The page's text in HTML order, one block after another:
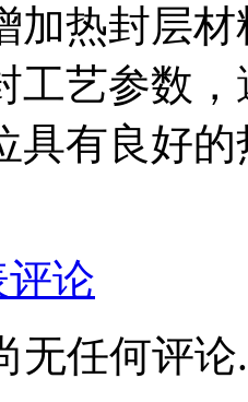
加热封层
艺参数，
具有良好
论
无任何评论.